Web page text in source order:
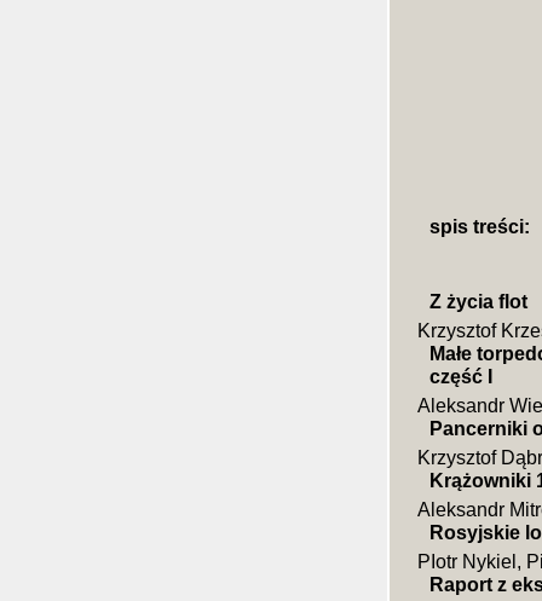
spis treści:
Z życia flot
Krzysztof
Małe
część I
Aleksandr
Pancerniki
Krzysztof
Krążowniki
Aleksandr
Rosyjskie
PIotr Nykiel,
Raport z